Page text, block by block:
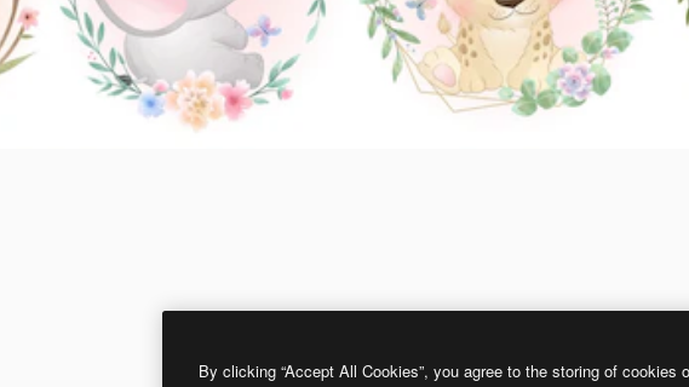
By clicking “Accept All Cookies”, you agree to the storing of cookies